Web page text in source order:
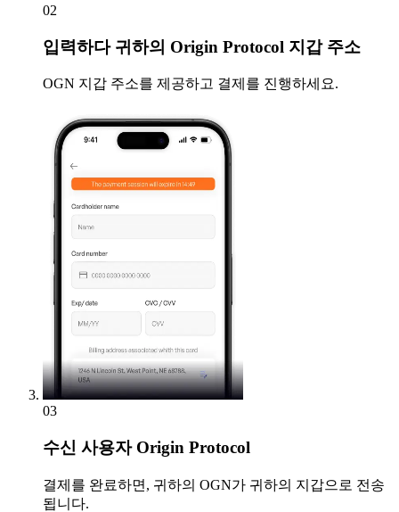
02
입력하다귀하의 Origin Protocol 지갑 주소
OGN 지갑 주소를 제공하고 결제를 진행하세요.
03
수신 사용자 Origin Protocol
결제를 완료하면, 귀하의 OGN가 귀하의 지갑으로 전송
됩니다.